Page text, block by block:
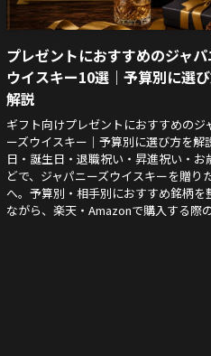
プレゼントにおすすめのジャ
ウイスキー10選｜予算別に選
解説
ギフト向けプレゼントにおすすめのジ
ーズウイスキー｜予算別に選び方を解
日・誕生日・退職祝い・昇進祝い・お
どで、ジャパニーズウイスキーを贈り
へ。予算別・相手別におすすめ銘柄を
ながら、楽天・Amazonで購入する際